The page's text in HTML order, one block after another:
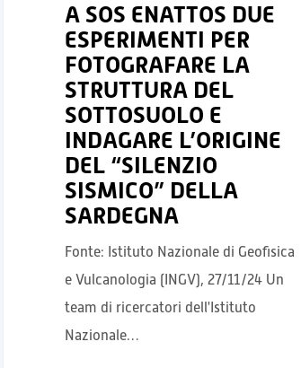
A SOS ENATTOS DUE
ESPERIMENTI PER
FOTOGRAFARE LA
STRUTTURA DEL
SOTTOSUOLO E
INDAGARE L’ORIGINE
DEL “SILENZIO
SISMICO” DELLA
SARDEGNA
Fonte: Istituto Nazionale di Geofisica
e Vulcanologia (INGV), 27/11/24 Un
team di ricercatori dell'Istituto
Nazionale…